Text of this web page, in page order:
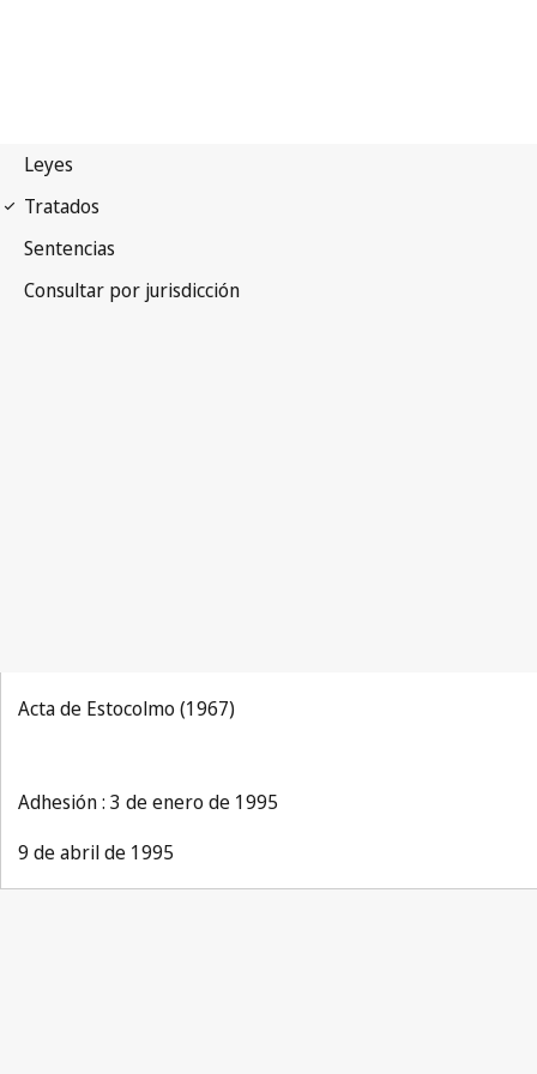
Acta de Estocolmo (1967)
Adhesión : 3 de enero de 1995
9 de abril de 1995